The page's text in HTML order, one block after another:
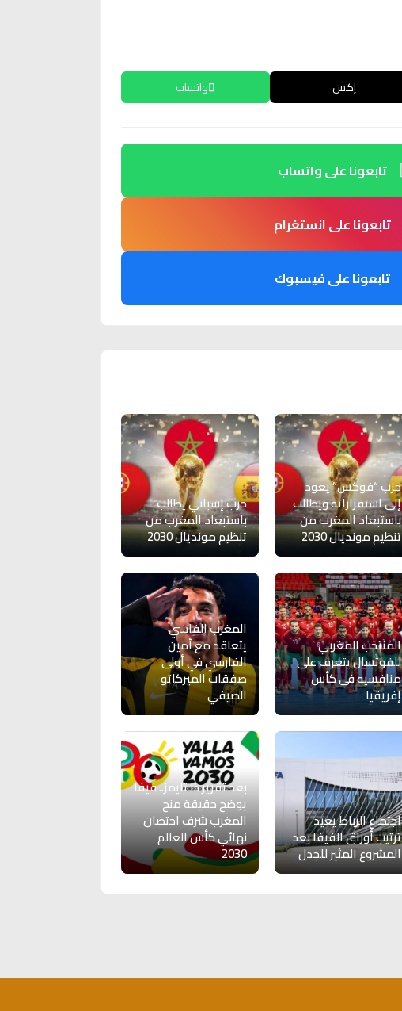
إكس واتساب
تابعونا على واتساب
تابعونا على انستغرام
تابعونا على فيسبوك
حزب “فوكس” يعود
إلى استفزازاته ويطالب
باستبعاد المغرب من
تنظيم مونديال 2030
حزب إسباني يطالب
باستبعاد المغرب من
تنظيم مونديال 2030
المنتخب المغربي
للفوتسال يتعرف على
منافسيه في كأس
إفريقيا
المغرب الفاسي
يتعاقد مع أمين
الفارسي في أولى
صفقات الميركاتو
الصيفي
اجتماع الرباط يعيد
ترتيب أوراق الفيفا بعد
المشروع المثير للجدل
بعد تقرير ذا تايمز.. فيفا
يوضح حقيقة منح
المغرب شرف احتضان
نهائي كأس العالم
2030